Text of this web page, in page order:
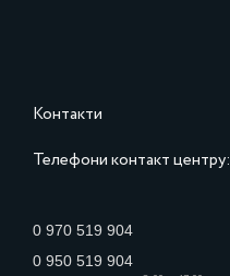
Контакти
Телефони контакт центру:
0 970 519 904
0 950 519 904